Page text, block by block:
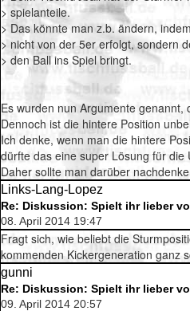
> spielanteile.
> Das könnte man z.b. ändern,
> nicht von der 5er erfolgt, sondern
> den Ball ins Spiel bringt.
Es wurden nun Argumente
Dennoch ist die hintere Position
Ich denke, wenn man die hintere
dürfte das eine super Lösung für
Daher sollte man darüber
Links-Lang-Lopez
Re: Diskussion: Spielt ihr lieber
08. April 2014 19:47
Fragt sich, wie beliebt die
kommenden Kickergeneration ganz
gunni
Re: Diskussion: Spielt ihr lieber
09. April 2014 20:57